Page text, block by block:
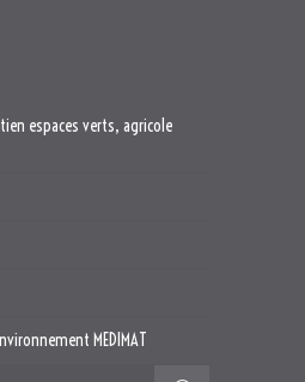
espaces verts, agricole
MEDIMAT